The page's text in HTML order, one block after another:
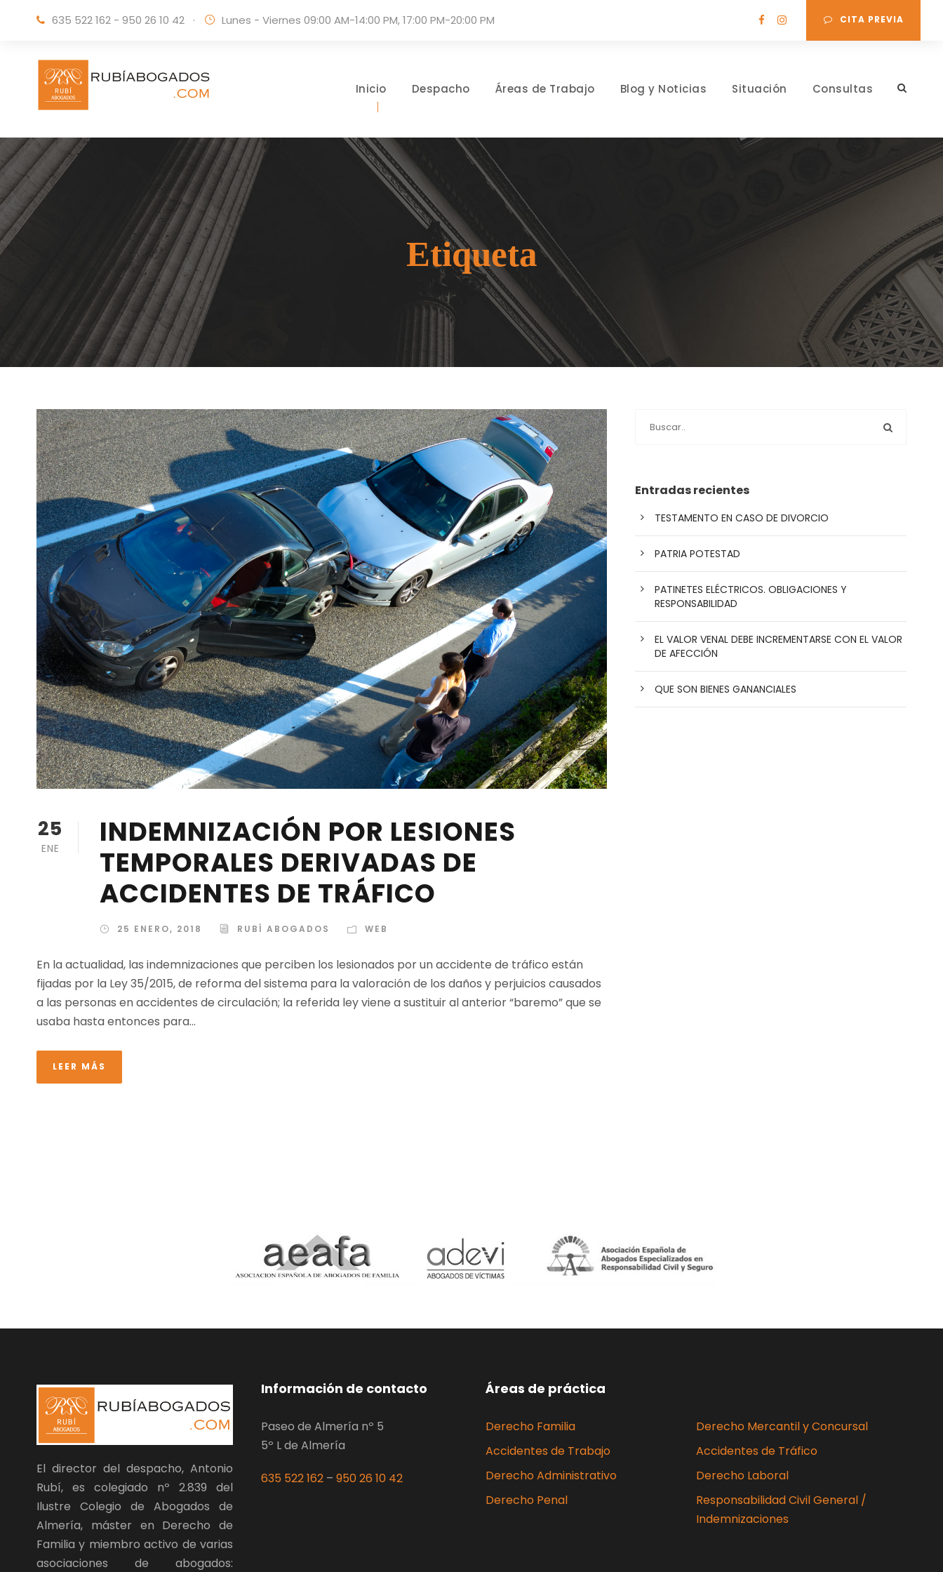
635 522 162 - 950 26 10 42 · Lunes - Viernes 09:00 AM-14:00 PM, 17:00 PM-20:00 PM CITA PREVIA
Inicio Despacho Áreas de Trabajo Blog y Noticias Situación Consultas
Etiqueta
25
ENE
INDEMNIZACIÓN POR LESIONES
TEMPORALES DERIVADAS DE
ACCIDENTES DE TRÁFICO
25 ENERO, 2018 RUBÍ ABOGADOS WEB
En la actualidad, las indemnizaciones que perciben los lesionados por un accidente de tráfico están
fijadas por la Ley 35/2015, de reforma del sistema para la valoración de los daños y perjuicios causados
a las personas en accidentes de circulación; la referida ley viene a sustituir al anterior “baremo” que se
usaba hasta entonces para...
LEER MÁS
Entradas recientes
TESTAMENTO EN CASO DE DIVORCIO
PATRIA POTESTAD
PATINETES ELÉCTRICOS. OBLIGACIONES Y
RESPONSABILIDAD
EL VALOR VENAL DEBE INCREMENTARSE CON EL VALOR
DE AFECCIÓN
QUE SON BIENES GANANCIALES
El director del despacho, Antonio
Rubí, es colegiado nº 2.839 del
Ilustre Colegio de Abogados de
Almería, máster en Derecho de
Familia y miembro activo de varias
asociaciones de abogados:
Información de contacto
Paseo de Almería nº 5
5º L de Almería
635 522 162 – 950 26 10 42
Áreas de práctica
Derecho Familia
Derecho Mercantil y Concursal
Accidentes de Trabajo
Accidentes de Tráfico
Derecho Administrativo
Derecho Laboral
Derecho Penal
Responsabilidad Civil General /
Indemnizaciones